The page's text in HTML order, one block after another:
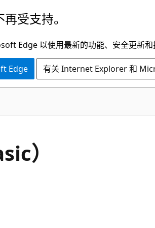
受支持。
Edge 以使用最新的功能、安全更新和
Edge 有关 Internet Explorer 和
）